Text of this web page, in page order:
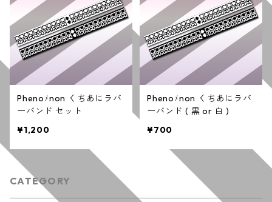
Phenoﾒnon くちあにラバ
ーバンド セット
¥1,200
Phenoﾒnon くちあにラバ
ーバンド ( 黒 or 白 )
¥700
CATEGORY